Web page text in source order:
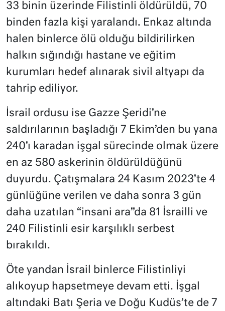
33 binin üzerinde Filistinli öldürüldü, 70
binden fazla kişi yaralandı. Enkaz altında
halen binlerce ölü olduğu bildirilirken
halkın sığındığı hastane ve eğitim
kurumları hedef alınarak sivil altyapı da
tahrip ediliyor.
İsrail ordusu ise Gazze Şeridi’ne
saldırılarının başladığı 7 Ekim’den bu yana
240’ı karadan işgal sürecinde olmak üzere
en az 580 askerinin öldürüldüğünü
duyurdu. Çatışmalara 24 Kasım 2023’te 4
günlüğüne verilen ve daha sonra 3 gün
daha uzatılan “insani ara”da 81 İsrailli ve
240 Filistinli esir karşılıklı serbest
bırakıldı.
Öte yandan İsrail binlerce Filistinliyi
alıkoyup hapsetmeye devam etti. İşgal
altındaki Batı Şeria ve Doğu Kudüs’te de 7